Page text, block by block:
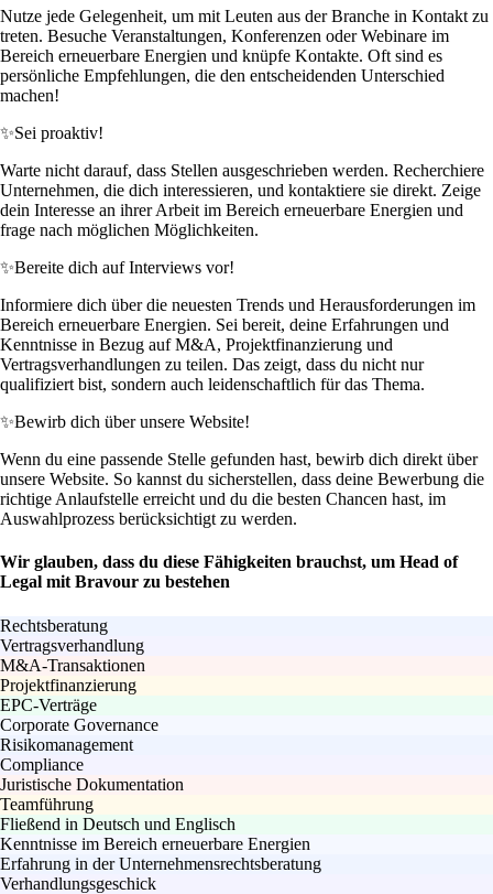
Nutze jede Gelegenheit, um mit Leuten aus der Branche in Kontakt zu
treten. Besuche Veranstaltungen, Konferenzen oder Webinare im
Bereich erneuerbare Energien und knüpfe Kontakte. Oft sind es
persönliche Empfehlungen, die den entscheidenden Unterschied
machen!
✨Sei proaktiv!
Warte nicht darauf, dass Stellen ausgeschrieben werden. Recherchiere
Unternehmen, die dich interessieren, und kontaktiere sie direkt. Zeige
dein Interesse an ihrer Arbeit im Bereich erneuerbare Energien und
frage nach möglichen Möglichkeiten.
✨Bereite dich auf Interviews vor!
Informiere dich über die neuesten Trends und Herausforderungen im
Bereich erneuerbare Energien. Sei bereit, deine Erfahrungen und
Kenntnisse in Bezug auf M&A, Projektfinanzierung und
Vertragsverhandlungen zu teilen. Das zeigt, dass du nicht nur
qualifiziert bist, sondern auch leidenschaftlich für das Thema.
✨Bewirb dich über unsere Website!
Wenn du eine passende Stelle gefunden hast, bewirb dich direkt über
unsere Website. So kannst du sicherstellen, dass deine Bewerbung die
richtige Anlaufstelle erreicht und du die besten Chancen hast, im
Auswahlprozess berücksichtigt zu werden.
Wir glauben, dass du diese Fähigkeiten brauchst, um Head of
Legal mit Bravour zu bestehen
Rechtsberatung
Vertragsverhandlung
M&A-Transaktionen
Projektfinanzierung
EPC-Verträge
Corporate Governance
Risikomanagement
Compliance
Juristische Dokumentation
Teamführung
Fließend in Deutsch und Englisch
Kenntnisse im Bereich erneuerbare Energien
Erfahrung in der Unternehmensrechtsberatung
Verhandlungsgeschick